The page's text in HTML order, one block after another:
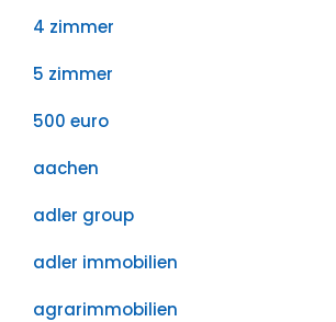
4 zimmer
5 zimmer
500 euro
aachen
adler group
adler immobilien
agrarimmobilien